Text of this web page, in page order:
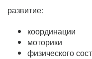
развитие:
координации
моторики
физического